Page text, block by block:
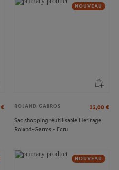
€
NOUVEAU
ROLAND GARROS 12,00 €
Sac shopping réutilisable Heritage
Roland-Garros - Ecru
NOUVEAU